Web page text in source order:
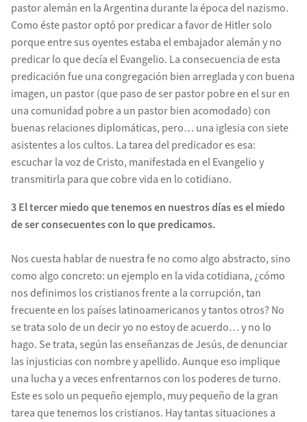
pastor alemán en la Argentina durante la época del nazismo.
Como éste pastor optó por predicar a favor de Hitler solo
porque entre sus oyentes estaba el embajador alemán y no
predicar lo que decía el Evangelio. La consecuencia de esta
predicación fue una congregación bien arreglada y con buena
imagen, un pastor (que paso de ser pastor pobre en el sur en
una comunidad pobre a un pastor bien acomodado) con
buenas relaciones diplomáticas, pero… una iglesia con siete
asistentes a los cultos. La tarea del predicador es esa:
escuchar la voz de Cristo, manifestada en el Evangelio y
transmitirla para que cobre vida en lo cotidiano.
3 El tercer miedo que tenemos en nuestros días es el miedo
de serconsecuentes con lo que predicamos.
Nos cuesta hablar de nuestra fe no como algo abstracto, sino
como algo concreto: un ejemplo en la vida cotidiana, ¿cómo
nos definimos los cristianos frente a la corrupción, tan
frecuente en los países latinoamericanos y tantos otros? No
se trata solo de un decir yo no estoy de acuerdo… y no lo
hago. Se trata, según las enseñanzas de Jesús, de denunciar
las injusticias con nombre y apellido. Aunque eso implique
una lucha y a veces enfrentarnos con los poderes de turno.
Este es solo un pequeño ejemplo, muy pequeño de la gran
tarea que tenemos los cristianos. Hay tantas situaciones a